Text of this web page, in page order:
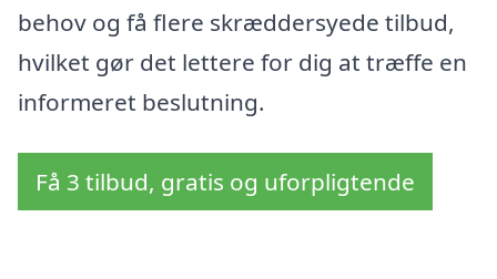
behov og få flere skræddersyede tilbud,
hvilket gør det lettere for dig at træffe en
informeret beslutning.
Få 3 tilbud, gratis og uforpligtende